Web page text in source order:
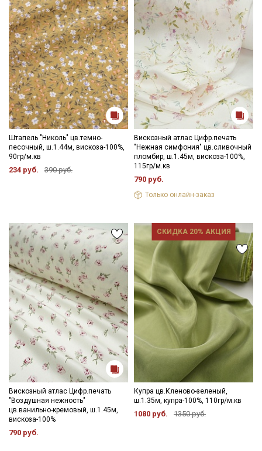
Штапель "Николь" цв.темно-
песочный, ш.1.44м, вискоза-100%,
90гр/м.кв
234 руб. 390 руб.
Вискозный атлас Цифр.печать
"Нежная симфония" цв.сливочный
пломбир, ш.1.45м, вискоза-100%,
115гр/м.кв
790 руб.
Только онлайн-заказ
Вискозный атлас Цифр.печать
"Воздушная нежность"
цв.ванильно-кремовый, ш.1.45м,
вискоза-100%
790 руб.
СКИДКА 20% АКЦИЯ
Купра цв.Кленово-зеленый,
ш.1.35м, купра-100%, 110гр/м.кв
1080 руб. 1350 руб.